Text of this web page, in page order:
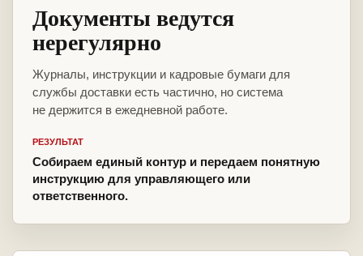
Документы ведутся
нерегулярно
Журналы, инструкции и кадровые бумаги для
службы доставки есть частично, но система
не держится в ежедневной работе.
РЕЗУЛЬТАТ
Собираем единый контур и передаем понятную
инструкцию для управляющего или
ответственного.